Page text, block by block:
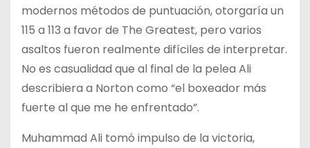
modernos métodos de puntuación, otorgaría un
115 a 113 a favor de The Greatest, pero varios
asaltos fueron realmente difíciles de interpretar.
No es casualidad que al final de la pelea Ali
describiera a Norton como “el boxeador más
fuerte al que me he enfrentado”.
Muhammad Ali tomó impulso de la victoria,